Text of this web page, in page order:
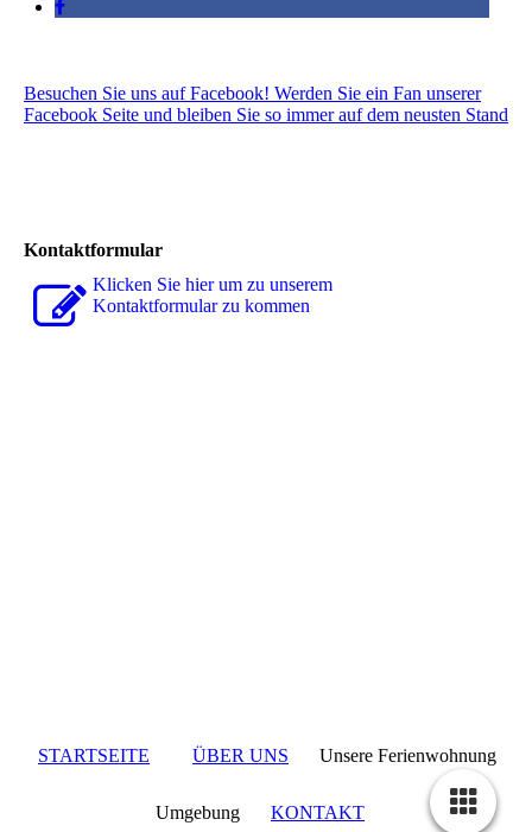
Besuchen Sie uns auf Facebook! Werden Sie ein Fan unserer
Facebook Seite und bleiben Sie so immer auf dem neusten Stand
Kontaktformular
Klicken Sie hier um zu unserem
Kon­takt­for­mu­lar zu kommen
STARTSEITE ÜBER UNS Unsere Ferienwohnung
Umgebung KONTAKT